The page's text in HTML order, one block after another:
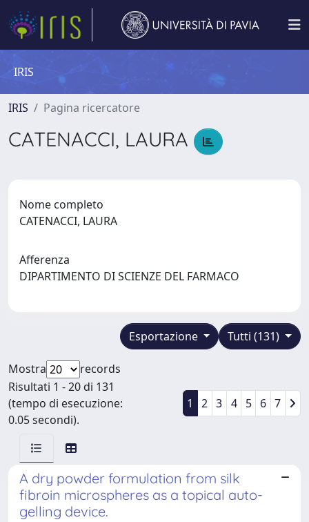
IRIS
IRIS Pagina ricercatore
CATENACCI, LAURA
Nome completo
CATENACCI, LAURA
Afferenza
DIPARTIMENTO DI SCIENZE DEL FARMACO
Tutti (131)
Esportazione
Mostra
records
Risultati 1 - 20 di 131
(tempo di esecuzione:
0.05 secondi).
1 2 3 4 5 6 7
A dry powder formulation from silk
fibroin microspheres as a topical auto-
gelling device.